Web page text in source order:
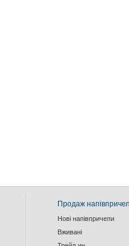
Продаж
Нові напівпричепи
Вживанi